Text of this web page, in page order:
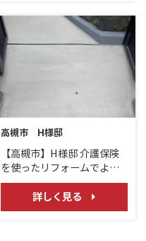
高槻市 H様邸
【高槻市】H様邸 介護保険
を使ったリフォームでより
安全快適に！！/スロープ
詳しく見る